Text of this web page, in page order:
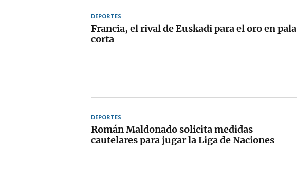
DEPORTES
Francia, el rival de Euskadi para el oro en pala
corta
DEPORTES
Román Maldonado solicita medidas
cautelares para jugar la Liga de Naciones